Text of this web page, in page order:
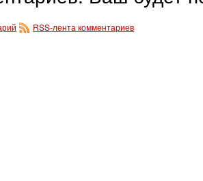
RSS-лента комментариев